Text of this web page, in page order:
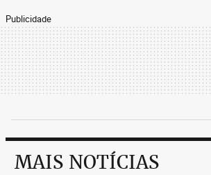
Publicidade
MAIS NOTÍCIAS